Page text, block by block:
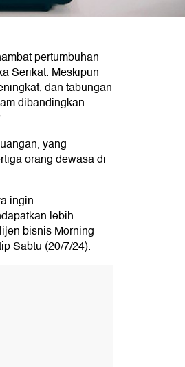
pertumbuhan
Serikat. Meskipun
dan tabungan
dibandingkan
yang
orang dewasa di
ingin
lebih
bisnis Morning
Sabtu (20/7/24).